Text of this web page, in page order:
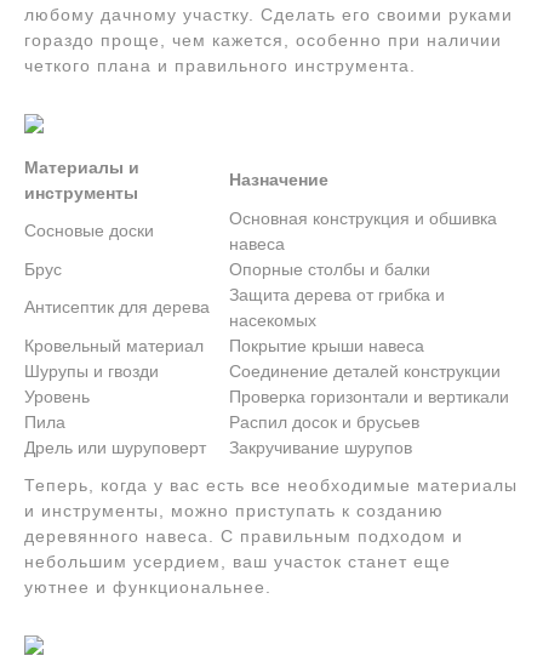
любому дачному участку. Сделать его своими руками
гораздо проще, чем кажется, особенно при наличии
четкого плана и правильного инструмента.
Материалы и
инструменты
Назначение
Сосновые доски
Основная конструкция и обшивка
навеса
Брус
Опорные столбы и балки
Антисептик для дерева
Защита дерева от грибка и
насекомых
Кровельный материал
Покрытие крыши навеса
Шурупы и гвозди
Соединение деталей конструкции
Уровень
Проверка горизонтали и вертикали
Пила
Распил досок и брусьев
Дрель или шуруповерт
Закручивание шурупов
Теперь, когда у вас есть все необходимые материалы
и инструменты, можно приступать к созданию
деревянного навеса. С правильным подходом и
небольшим усердием, ваш участок станет еще
уютнее и функциональнее.